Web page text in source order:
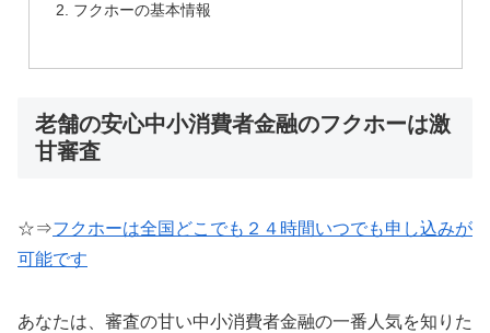
フクホーの基本情報
老舗の安心中小消費者金融のフクホーは激
甘審査
☆⇒フクホーは全国どこでも２４時間いつでも申し込みが
可能です
あなたは、審査の甘い中小消費者金融の一番人気を知りた